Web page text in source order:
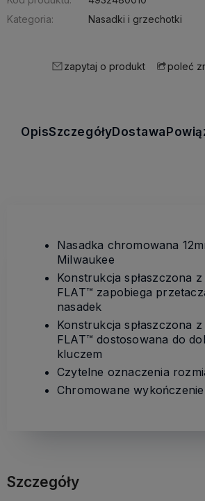
Kategoria:
Nasadki i grzechotki
zapytaj o produkt poleć
OpisSzczegółyDostawa
Nasadka chromowana
Milwaukee
Konstrukcja spłaszczona
FLAT™ zapobiega
nasadek
Konstrukcja spłaszczona
FLAT™ dostosowana do
kluczem
Czytelne oznaczenia
Chromowane wykończenie
Szczegóły